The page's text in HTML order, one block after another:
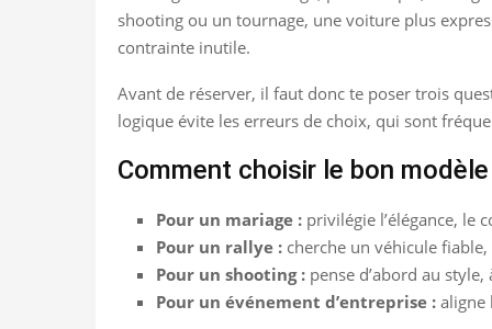
shooting ou un tournage, une voiture plus
contrainte inutile.
Avant de réserver, il faut donc te poser trois
logique évite les erreurs de choix, qui sont
Comment choisir le bon
Pour un mariage : privilégie l’élégance, le
Pour un rallye : cherche un véhicule
Pour un shooting : pense d’abord au
Pour un événement d’entreprise : aligne